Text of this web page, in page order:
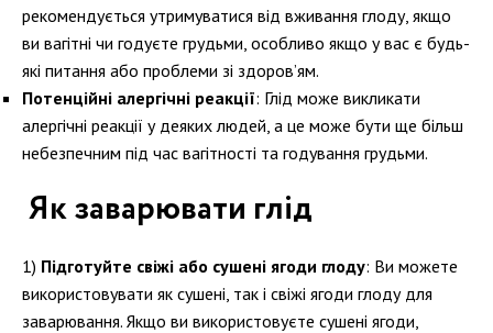
рекомендується утримуватися від вживання глоду, якщо
ви вагітні чи годуєте грудьми, особливо якщо у вас є будь-
які питання або проблеми зі здоров’ям.
Потенційні алергічні реакції: Глід може викликати
алергічні реакції у деяких людей, а це може бути ще більш
небезпечним під час вагітності та годування грудьми.
Як заварювати глід
Підготуйте свіжі або сушені ягоди глоду: Ви можете
використовувати як сушені, так і свіжі ягоди глоду для
заварювання. Якщо ви використовуєте сушені ягоди,